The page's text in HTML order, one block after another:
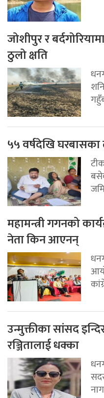
जोशीपुर र
ठुलो क्षति
५५ वर्षदेखि घरबासका
महामन्त्री गगनको
नेता किन आएनन्
उन्मुक्तीका सांसद
रञ्जितालाई धक्का